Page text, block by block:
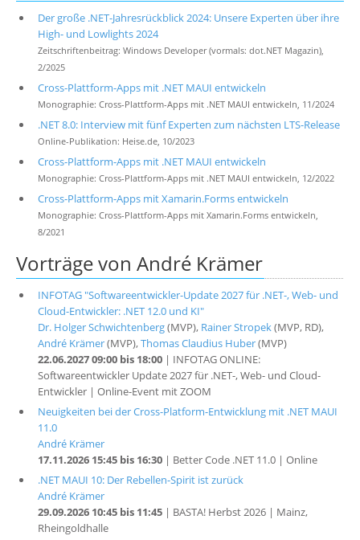
Der große .NET-Jahresrückblick 2024: Unsere Experten über ihre
High- und Lowlights 2024
Zeitschriftenbeitrag: Windows Developer (vormals: dot.NET Magazin),
2/2025
Cross-Plattform-Apps mit .NET MAUI entwickeln
Monographie: Cross-Plattform-Apps mit .NET MAUI entwickeln, 11/2024
.NET 8.0: Interview mit fünf Experten zum nächsten LTS-Release
Online-Publikation: Heise.de, 10/2023
Cross-Plattform-Apps mit .NET MAUI entwickeln
Monographie: Cross-Plattform-Apps mit .NET MAUI entwickeln, 12/2022
Cross-Plattform-Apps mit Xamarin.Forms entwickeln
Monographie: Cross-Plattform-Apps mit Xamarin.Forms entwickeln,
8/2021
Vorträge von André Krämer
INFOTAG "Softwareentwickler-Update 2027 für .NET-, Web- und
Cloud-Entwickler: .NET 12.0 und KI"
Dr. Holger Schwichtenberg(MVP), Rainer Stropek(MVP, RD),
André Krämer(MVP),Thomas Claudius Huber(MVP)
22.06.2027 09:00 bis 18:00| INFOTAG ONLINE:
Softwareentwickler Update 2027 für .NET-, Web- und Cloud-
Entwickler | Online-Event mit ZOOM
Neuigkeiten bei der Cross-Platform-Entwicklung mit .NET MAUI
11.0
André Krämer
17.11.2026 15:45 bis 16:30| Better Code .NET 11.0 | Online
.NET MAUI 10: Der Rebellen-Spirit ist zurück
André Krämer
29.09.2026 10:45 bis 11:45| BASTA! Herbst 2026 | Mainz,
Rheingoldhalle